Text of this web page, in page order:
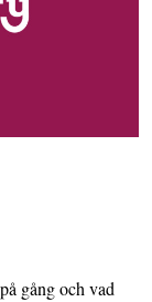
gång och vad